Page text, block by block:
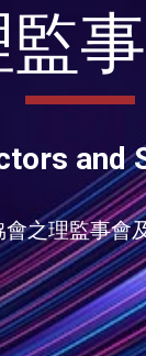
and
會之理監事會